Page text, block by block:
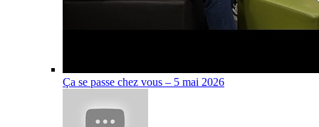
Ça se passe chez vous – 5 mai 2026